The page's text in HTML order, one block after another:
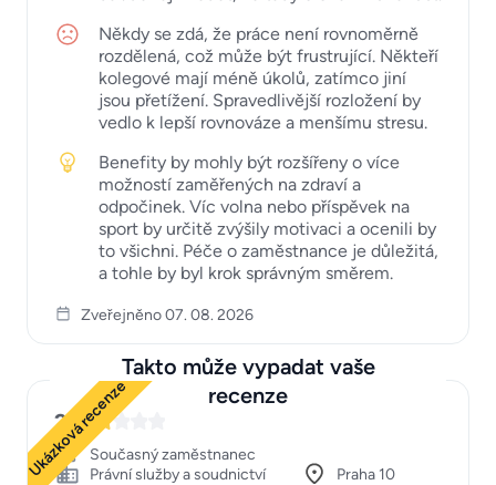
Někdy se zdá, že práce není rovnoměrně
rozdělená, což může být frustrující. Někteří
kolegové mají méně úkolů, zatímco jiní
jsou přetížení. Spravedlivější rozložení by
vedlo k lepší rovnováze a menšímu stresu.
Benefity by mohly být rozšířeny o více
možností zaměřených na zdraví a
odpočinek. Víc volna nebo příspěvek na
sport by určitě zvýšily motivaci a ocenili by
to všichni. Péče o zaměstnance je důležitá,
a tohle by byl krok správným směrem.
Zveřejněno 07. 08. 2026
Takto může vypadat vaše
recenze
Ukázková recenze
2
Současný zaměstnanec
Právní služby a soudnictví
Praha 10